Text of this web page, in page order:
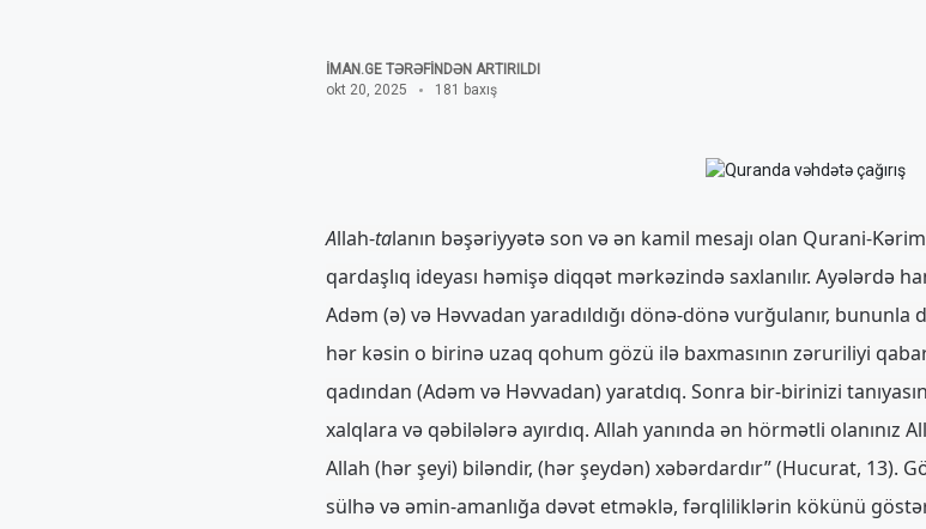
İMAN.GE TƏRƏFINDƏN ARTIRILDI
okt 20, 2025
181 baxış
Allah-talanın bəşəriyyətə son və ən kamil mesajı olan Qurani-
qardaşlıq ideyası həmişə diqqət mərkəzində saxlanılır. Ayələrdə
Adəm (ə) və Həvvadan yaradıldığı dönə-dönə vurğulanır, bununla
hər kəsin o birinə uzaq qohum gözü ilə baxmasının zəruriliyi
qadından (Adəm və Həvvadan) yaratdıq. Sonra bir-birinizi
xalqlara və qəbilələrə ayırdıq. Allah yanında ən hörmətli olanınız
Allah (hər şeyi) biləndir, (hər şeydən) xəbərdardır” (Hucurat, 13).
sülhə və əmin-amanlığa dəvət etməklə, fərqliliklərin kökünü